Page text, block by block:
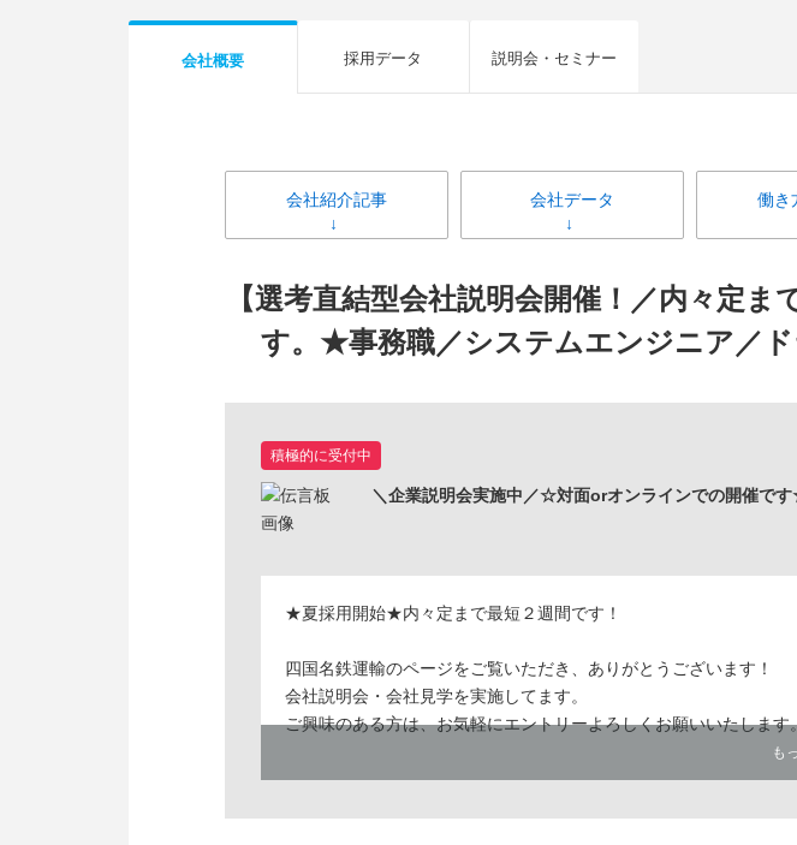
会社概要 採用データ 説明会・セミナー
会社紹介記事 会社データ 働き
【選考直結型会社説明会開催！／内々定
す。★事務職／システムエンジニア／
積極的に受付中
＼企業説明会実施中／☆対面orオンラインでの開催で
★夏採用開始★内々定まで最短２週間です！
四国名鉄運輸のページをご覧いただき、ありがとうございます！
会社説明会・会社見学を実施してます。
ご興味のある方は、お気軽にエントリーよろしくお願いいたします
も